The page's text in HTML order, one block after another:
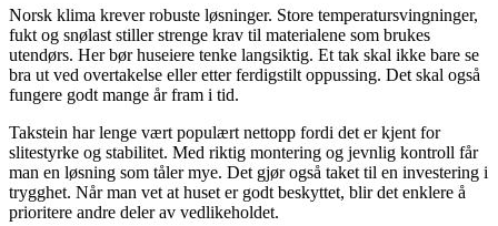
Norsk klima krever robuste løsninger. Store temperatursvingninger,
fukt og snølast stiller strenge krav til materialene som brukes
utendørs. Her bør huseiere tenke langsiktig. Et tak skal ikke bare se
bra ut ved overtakelse eller etter ferdigstilt oppussing. Det skal også
fungere godt mange år fram i tid.
Takstein har lenge vært populært nettopp fordi det er kjent for
slitestyrke og stabilitet. Med riktig montering og jevnlig kontroll får
man en løsning som tåler mye. Det gjør også taket til en investering i
trygghet. Når man vet at huset er godt beskyttet, blir det enklere å
prioritere andre deler av vedlikeholdet.